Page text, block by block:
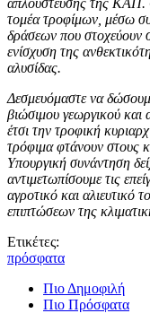
τομέα τροφίμων, μέσω
δράσεων που στοχεύουν
ενίσχυση της
αλυσίδας.
Δεσμευόμαστε να
βιώσιμου γεωργικού και
έτσι την τροφική
τρόφιμα φτάνουν στους
Υπουργική συνάντηση
αντιμετωπίσουμε τις
αγροτικό και αλιευτικό
επιπτώσεων της
Ετικέτες:
πρόσφατα
Πιο Δημοφιλή
Πιο Πρόσφατα